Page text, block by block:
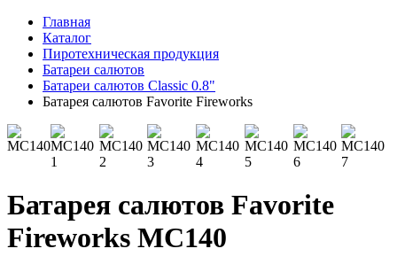
Главная
Каталог
Пиротехническая продукция
Батареи салютов
Батареи салютов Classic 0.8"
Батарея салютов Favorite Fireworks
Батарея салютов Favorite
Fireworks MC140